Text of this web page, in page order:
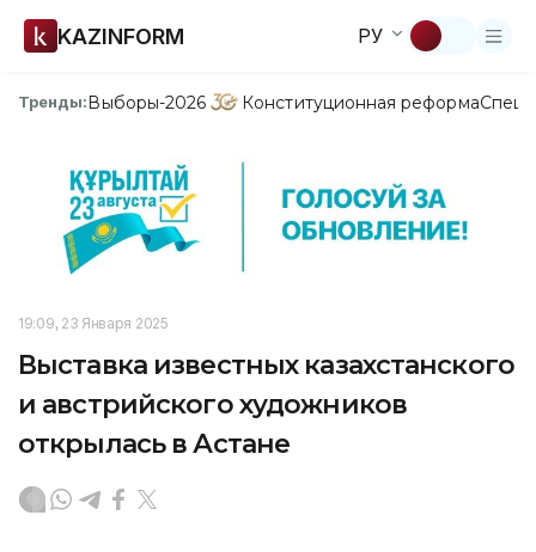
KAZINFORM РУ
Тренды:Выборы-2026 Конституционная реформа
19:09, 23 Января 2025
Выставка известных казахстанского
и австрийского художников
открылась в Астане